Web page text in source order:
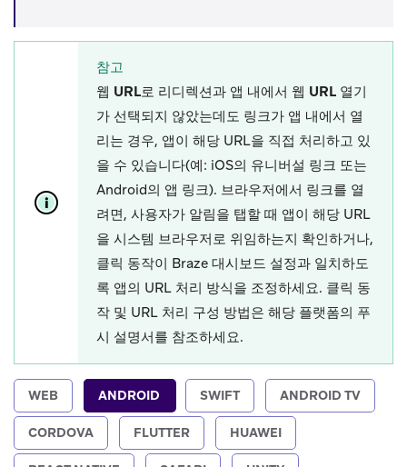
참고
웹 URL로 리디렉션과 앱 내에서 웹 URL 열기
가 선택되지 않았는데도 링크가 앱 내에서 열
리는 경우, 앱이 해당 URL을 직접 처리하고 있
을 수 있습니다(예: iOS의 유니버설 링크 또는
Android의 앱 링크). 브라우저에서 링크를 열
려면, 사용자가 알림을 탭할 때 앱이 해당 URL
을 시스템 브라우저로 위임하는지 확인하거나,
클릭 동작이 Braze 대시보드 설정과 일치하도
록 앱의 URL 처리 방식을 조정하세요. 클릭 동
작 및 URL 처리 구성 방법은 해당 플랫폼의 푸
시 설명서를 참조하세요.
WEB ANDROID SWIFT ANDROID TV
CORDOVA FLUTTER HUAWEI